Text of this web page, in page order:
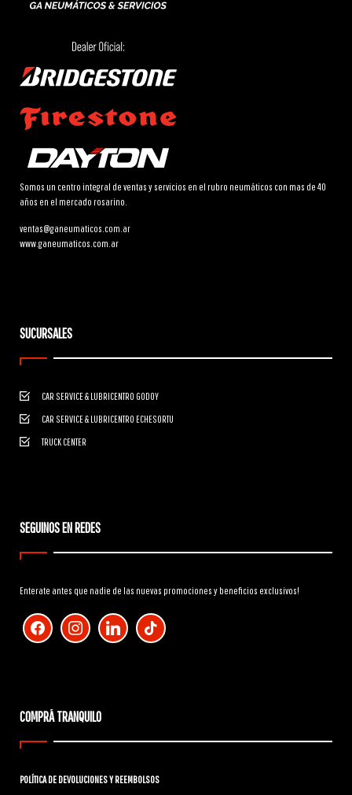
Somos un centro integral de ventas y servicios en el rubro neumáticos con mas de 40
años en el mercado rosarino.
ventas@ganeumaticos.com.ar
www.ganeumaticos.com.ar
SUCURSALES
CAR SERVICE & LUBRICENTRO GODOY
CAR SERVICE & LUBRICENTRO ECHESORTU
TRUCK CENTER
SEGUINOS EN REDES
Enterate antes que nadie de las nuevas promociones y beneficios exclusivos!
facebook instagram linkedin tiktok
COMPRÁ TRANQUILO
POLÍTICA DE DEVOLUCIONES Y REEMBOLSOS